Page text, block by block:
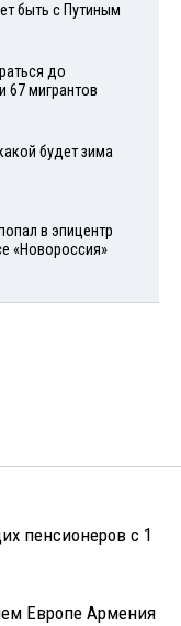
быть с Путиным
до
67 мигрантов
будет зима
в эпицентр
«Новороссия»
пенсионеров с 1
Европе Армения